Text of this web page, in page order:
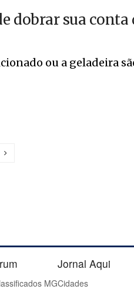
dobrar sua
ou a geladeira
MG
Jornal Aqui
Cidades